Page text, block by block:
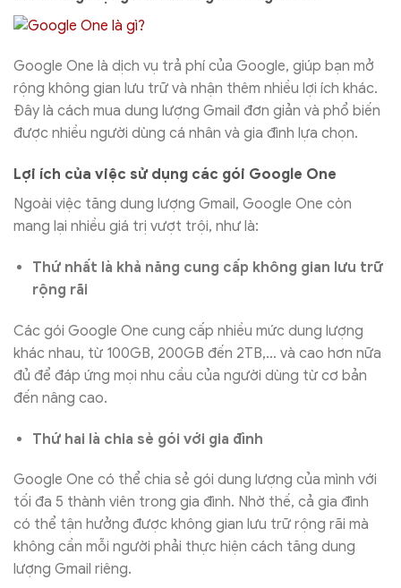
Google One là dịch vụ trả phí của Google, giúp bạn mở
rộng không gian lưu trữ và nhận thêm nhiều lợi ích khác.
Đây là cách mua dung lượng Gmail đơn giản và phổ biến
được nhiều người dùng cá nhân và gia đình lựa chọn.
Lợi ích của việc sử dụng các gói Google One
Ngoài việc tăng dung lượng Gmail, Google One còn
mang lại nhiều giá trị vượt trội, như là:
Thứ nhất là khả năng cung cấp không gian lưu trữ
rộng rãi
Các gói Google One cung cấp nhiều mức dung lượng
khác nhau, từ 100GB, 200GB đến 2TB,… và cao hơn nữa
đủ để đáp ứng mọi nhu cầu của người dùng từ cơ bản
đến nâng cao.
Thứ hai là chia sẻ gói với gia đình
Google One có thể chia sẻ gói dung lượng của mình với
tối đa 5 thành viên trong gia đình. Nhờ thế, cả gia đình
có thể tận hưởng được không gian lưu trữ rộng rãi mà
không cần mỗi người phải thực hiện cách tăng dung
lượng Gmail riêng.